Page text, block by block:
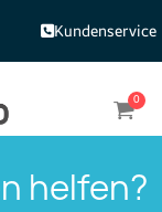
Kundenservice
helfen?